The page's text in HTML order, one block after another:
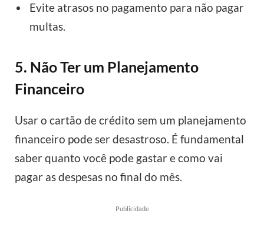
Evite atrasos no pagamento para não pagar
multas.
5. Não Ter um Planejamento
Financeiro
Usar o cartão de crédito sem um planejamento
financeiro pode ser desastroso. É fundamental
saber quanto você pode gastar e como vai
pagar as despesas no final do mês.
Publicidade